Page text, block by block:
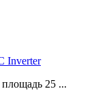
Inverter
25 ...